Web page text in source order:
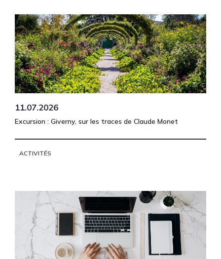
11.07.2026
Excursion : Giverny, sur les traces de Claude Monet
ACTIVITÉS